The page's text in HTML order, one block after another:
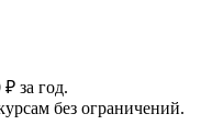
за год.
без ограничений.